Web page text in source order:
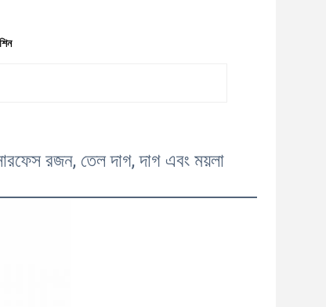
রজন, তেল দাগ, দাগ এবং ময়লা